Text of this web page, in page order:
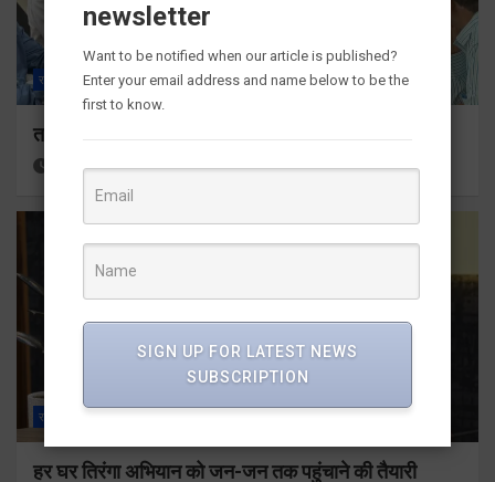
राज्य ALL देहरादून
तकनीकी शिक्षा विभाग प्रदेशभर में आयोजित करेगा रोजगार मेले
22 minutes ago Viri Gairola
राज्य
हर घर तिरंगा अभियान को जन-जन तक पहुंचाने की तैयारी
newsletter
Want to be notified when our article is published?
Enter your email address and name below to be the
first to know.
SIGN UP FOR LATEST NEWS
SUBSCRIPTION